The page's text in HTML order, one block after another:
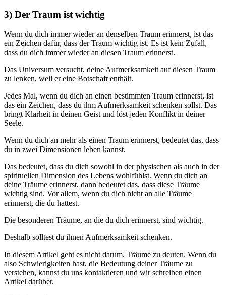
3) Der Traum ist wichtig
Wenn du dich immer wieder an denselben Traum erinnerst, ist das
ein Zeichen dafür, dass der Traum wichtig ist. Es ist kein Zufall,
dass du dich immer wieder an diesen Traum erinnerst.
Das Universum versucht, deine Aufmerksamkeit auf diesen Traum
zu lenken, weil er eine Botschaft enthält.
Jedes Mal, wenn du dich an einen bestimmten Traum erinnerst, ist
das ein Zeichen, dass du ihm Aufmerksamkeit schenken sollst. Das
bringt Klarheit in deinen Geist und löst jeden Konflikt in deiner
Seele.
Wenn du dich an mehr als einen Traum erinnerst, bedeutet das, dass
du in zwei Dimensionen leben kannst.
Das bedeutet, dass du dich sowohl in der physischen als auch in der
spirituellen Dimension des Lebens wohlfühlst. Wenn du dich an
deine Träume erinnerst, dann bedeutet das, dass diese Träume
wichtig sind. Vor allem, wenn du dich nicht an alle Träume
erinnerst, die du hattest.
Die besonderen Träume, an die du dich erinnerst, sind wichtig.
Deshalb solltest du ihnen Aufmerksamkeit schenken.
In diesem Artikel geht es nicht darum, Träume zu deuten. Wenn du
also Schwierigkeiten hast, die Bedeutung deiner Träume zu
verstehen, kannst du uns kontaktieren und wir schreiben einen
Artikel darüber.